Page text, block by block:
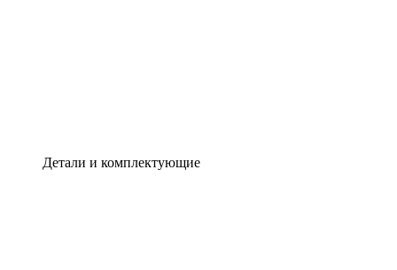
Детали и комплектующие